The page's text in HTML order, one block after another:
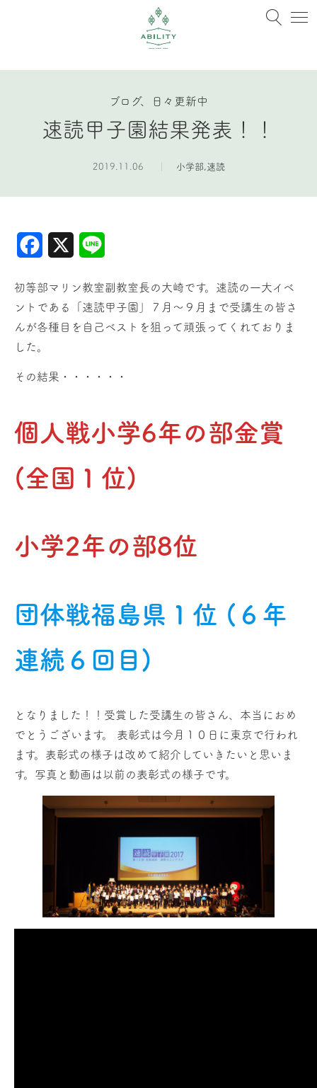
ブログ、日々更新中
速読甲子園結果発表！！
2019.11.06 小学部 ,速読
Facebook
初等部マリン教室副教室長の大崎です。速読の一大イベ
ントである「速読甲子園」７月～９月まで受講生の皆さ
んが各種目を自己ベストを狙って頑張ってくれておりま
した。
その結果・・・・・・
個人戦小学6年の部金賞
(全国１位)
小学2年の部8位
団体戦福島県１位 (６年
連続６回目)
となりました！！受賞した受講生の皆さん、本当におめ
でとうございます。 表彰式は今月１０日に東京で行われ
ます。表彰式の様子は改めて紹介していきたいと思いま
す。写真と動画は以前の表彰式の様子です。